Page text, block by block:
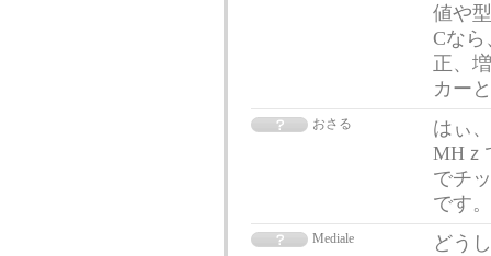
値や
Cなら
正、
カー
おさる
はぃ
MHｚ
でチ
です
Mediale
どう